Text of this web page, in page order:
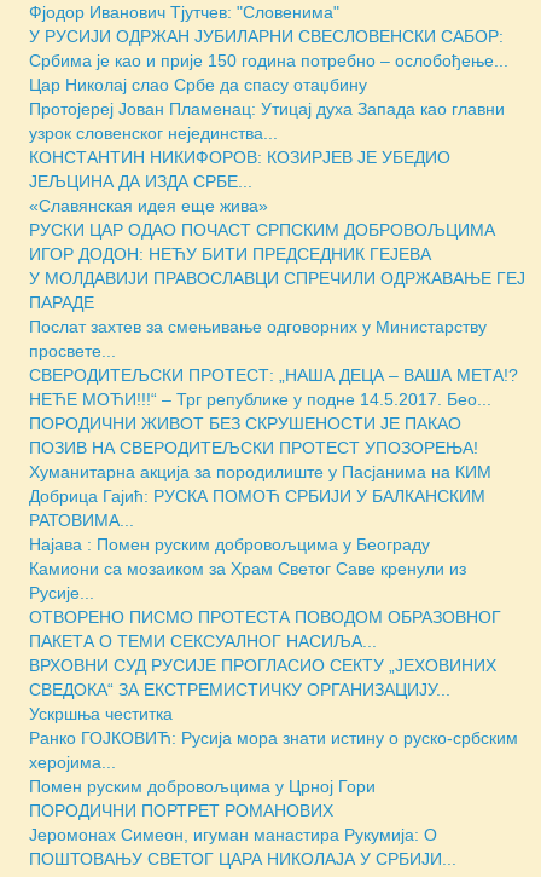
Фјодор Иванович Тјутчев: "Словенима"
У РУСИЈИ ОДРЖАН ЈУБИЛАРНИ СВЕСЛОВЕНСКИ САБОР:
Србима је као и прије 150 година потребно – ослобођење...
Цар Николај слао Србе да спасу отаџбину
Протојереј Јован Пламенац: Утицај духа Запада као главни
узрок словенског нејединства...
КОНСТАНТИН НИКИФОРОВ: КОЗИРЈЕВ ЈЕ УБЕДИО
ЈЕЉЦИНА ДА ИЗДА СРБЕ...
«Славянская идея еще жива»
РУСКИ ЦАР ОДАО ПОЧАСТ СРПСКИМ ДОБРОВОЉЦИМА
ИГОР ДОДОН: НЕЋУ БИТИ ПРЕДСЕДНИК ГЕЈЕВА
У МОЛДАВИЈИ ПРАВОСЛАВЦИ СПРЕЧИЛИ ОДРЖАВАЊЕ ГЕЈ
ПАРАДЕ
Послат захтев за смењивање одговорних у Министарству
просвете...
СВЕРОДИТЕЉСКИ ПРОТЕСТ: „НАША ДЕЦА – ВАША МЕТА!?
НЕЋЕ МОЋИ!!!“ – Трг републике у подне 14.5.2017. Бео...
ПОРОДИЧНИ ЖИВОТ БЕЗ СКРУШЕНОСТИ ЈЕ ПАКАО
ПОЗИВ НА СВЕРОДИТЕЉСКИ ПРОТЕСТ УПОЗОРЕЊА!
Хуманитарна акција за породилиште у Пасјанима на КИМ
Добрица Гајић: РУСКА ПОМОЋ СРБИЈИ У БАЛКАНСКИМ
РАТОВИМА...
Најава : Помен руским добровољцима у Београду
Камиони са мозаиком за Храм Светог Саве кренули из
Русије...
ОТВОРЕНО ПИСМО ПРОТЕСТА ПОВОДОМ ОБРАЗОВНОГ
ПАКЕТА О ТЕМИ СЕКСУАЛНОГ НАСИЉА...
ВРХОВНИ СУД РУСИЈЕ ПРОГЛАСИО СЕКТУ „ЈЕХОВИНИХ
СВЕДОКА“ ЗА ЕКСТРЕМИСТИЧКУ ОРГАНИЗАЦИЈУ...
Ускршња честитка
Ранко ГОЈКОВИЋ: Русија мора знати истину о руско-србским
херојима...
Помен руским добровољцима у Црној Гори
ПОРОДИЧНИ ПОРТРЕТ РОМАНОВИХ
Јеромонах Симеон, игуман манастира Рукумија: О
ПОШТОВАЊУ СВЕТОГ ЦАРА НИКОЛАЈА У СРБИЈИ...